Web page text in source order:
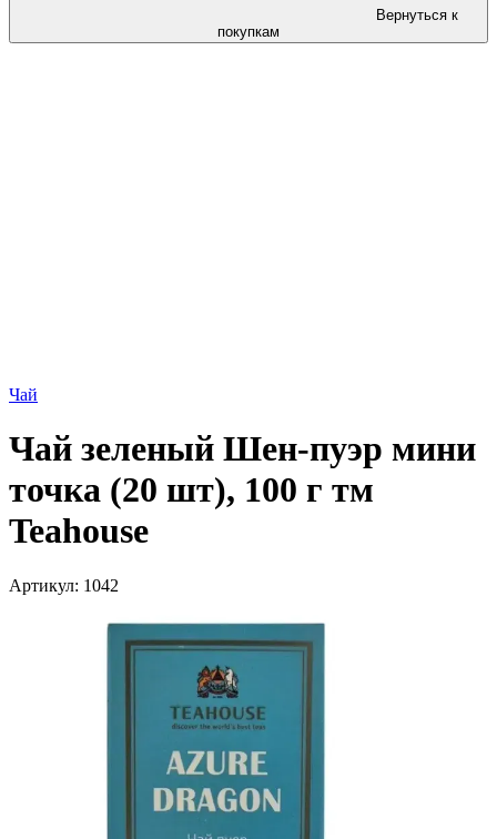
Вернуться к
покупкам
Чай
Чай зеленый Шен-пуэр мини
точка (20 шт), 100 г тм
Teahouse
Артикул: 1042